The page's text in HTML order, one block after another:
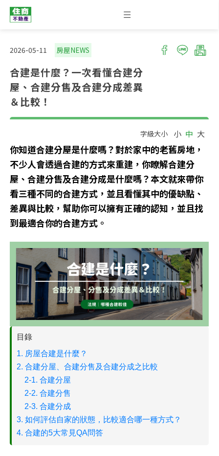
2026-05-11 房屋NEWS
合建是什麼？一次看懂合建分
屋、合建分售及合建分成差異
＆比較！
字級大小 小 中 大
你知道合建分屋是什麼嗎？對於家中的老舊房地，
不少人會透過合建的方式來重建，你瞭解合建分
屋、合建分售及合建分成是什麼嗎？本文就來帶你
看三種不同的合建方式，並且看懂其中的優缺點、
差異與比較，幫助你可以擁有正確的認知，並且找
到最適合你的合建方式。
目錄
1. 房屋合建是什麼？
2. 合建分屋、合建分售及合建分成之比較
2-1. 合建分屋
2-2. 合建分售
2-3. 合建分成
3. 如何評估自家的狀態，比較適合哪一種方式？
4. 合建的5大常見QA問答